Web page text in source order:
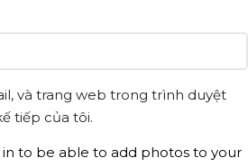
và trang web trong trình duyệt
tiếp của tôi.
to be able to add photos to your